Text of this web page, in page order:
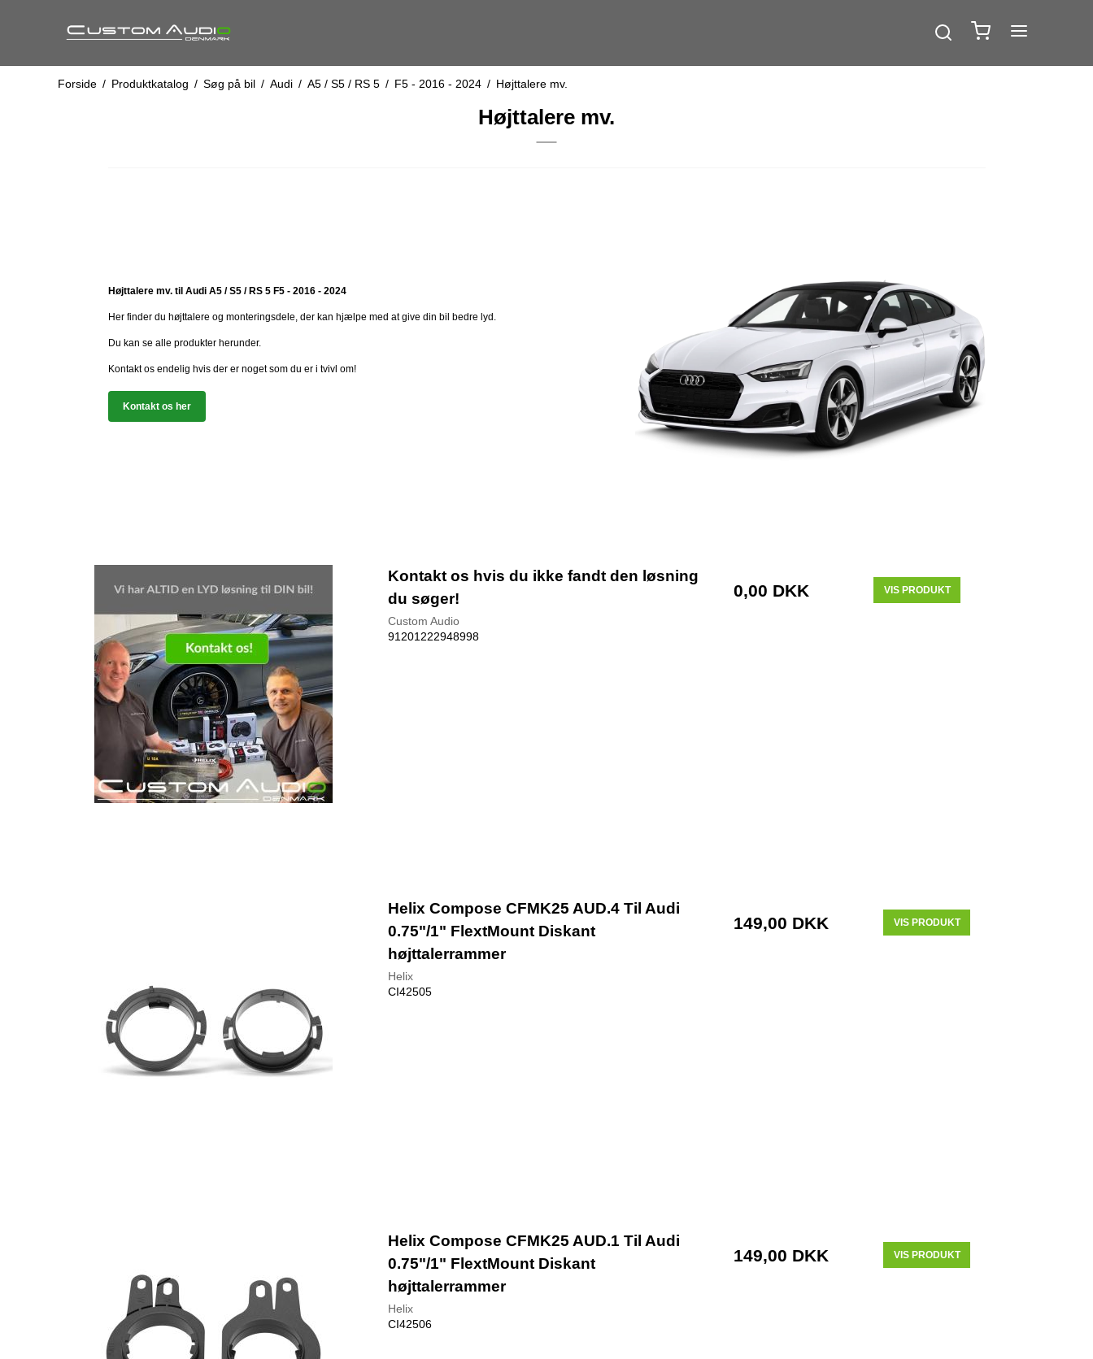
Forside / Produktkatalog / Søg på bil / Audi / A5 / S5 / RS 5 / F5 - 2016 - 2024 / Højttalere mv.
Højttalere mv.
Højttalere mv. til Audi A5 / S5 / RS 5 F5 - 2016 - 2024
Her finder du højttalere og monteringsdele, der kan hjælpe med at give din bil bedre lyd.
Du kan se alle produkter herunder.
Kontakt os endelig hvis der er noget som du er i tvivl om!
Kontakt os her
Kontakt os hvis du ikke fandt den løsning
du søger!
Custom Audio
91201222948998
0,00 DKK VIS PRODUKT
Helix Compose CFMK25 AUD.4 Til Audi
0.75"/1" FlextMount Diskant
højttalerrammer
Helix
CI42505
149,00 DKK VIS PRODUKT
Helix Compose CFMK25 AUD.1 Til Audi
0.75"/1" FlextMount Diskant
højttalerrammer
Helix
CI42506
149,00 DKK VIS PRODUKT